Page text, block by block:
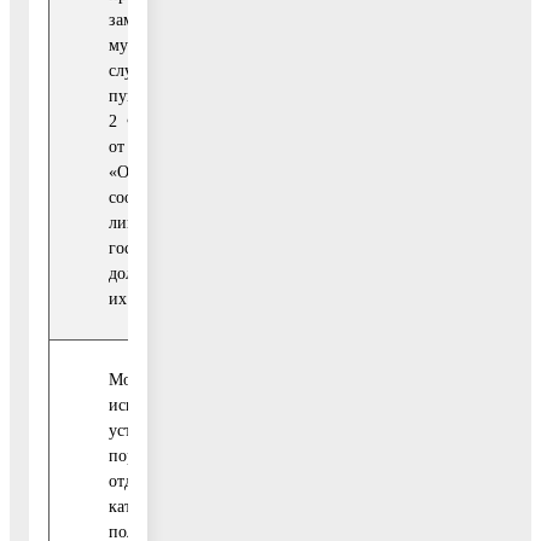
замещение должностей
муниципальной
службы указанных в
пункте 1 части 1 статьи
2 Федерального закона
от 03.12.2012 № 230-ФЗ
«О контроле за
соответствием расходов
лиц, замещающих
государственные
должности, и иных лиц
их доходам».
Мониторинг
исполнения
установленного
порядка сообщения
отдельными
категориями лиц о
получении подарка в